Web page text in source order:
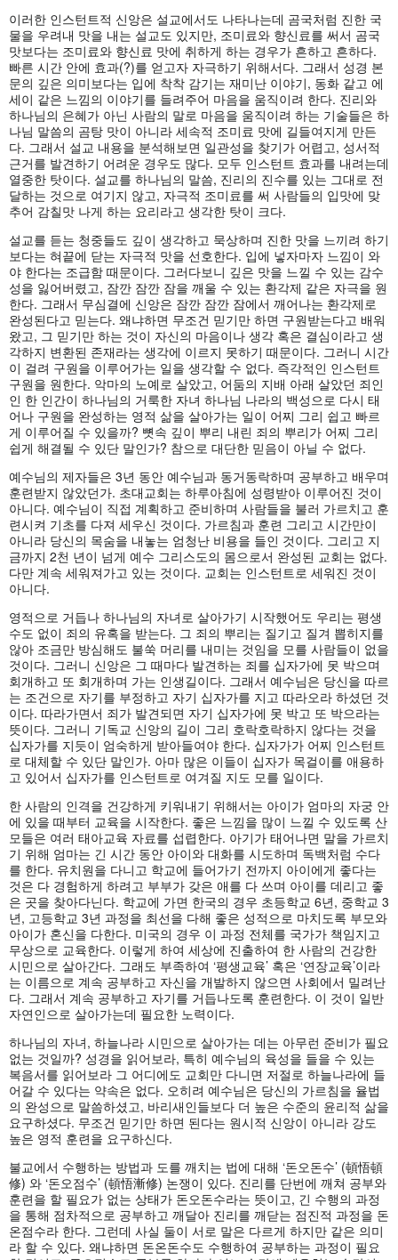
이러한 인스턴트적 신앙은 설교에서도 나타나는데 곰국처럼 진한 국
물을 우려내 맛을 내는 설교도 있지만, 조미료와 향신료를 써서 곰국
맛보다는 조미료와 향신료 맛에 취하게 하는 경우가 흔하고 흔하다.
빠른 시간 안에 효과(?)를 얻고자 자극하기 위해서다. 그래서 성경 본
문의 깊은 의미보다는 입에 착착 감기는 재미난 이야기, 동화 같고 에
세이 같은 느낌의 이야기를 들려주어 마음을 움직이려 한다. 진리와
하나님의 은혜가 아닌 사람의 말로 마음을 움직이려 하는 기술들은 하
나님 말씀의 곰탕 맛이 아니라 세속적 조미료 맛에 길들여지게 만든
다. 그래서 설교 내용을 분석해보면 일관성을 찾기가 어렵고, 성서적
근거를 발견하기 어려운 경우도 많다. 모두 인스턴트 효과를 내려는데
열중한 탓이다. 설교를 하나님의 말씀, 진리의 진수를 있는 그대로 전
달하는 것으로 여기지 않고, 자극적 조미료를 써 사람들의 입맛에 맞
추어 감칠맛 나게 하는 요리라고 생각한 탓이 크다.
설교를 듣는 청중들도 깊이 생각하고 묵상하며 진한 맛을 느끼려 하기
보다는 혀끝에 닫는 자극적 맛을 선호한다. 입에 넣자마자 느낌이 와
야 한다는 조급함 때문이다. 그러다보니 깊은 맛을 느낄 수 있는 감수
성을 잃어버렸고, 잠깐 잠깐 잠을 깨울 수 있는 환각제 같은 자극을 원
한다. 그래서 무심결에 신앙은 잠깐 잠깐 잠에서 깨어나는 환각제로
완성된다고 믿는다. 왜냐하면 무조건 믿기만 하면 구원받는다고 배워
왔고, 그 믿기만 하는 것이 자신의 마음이나 생각 혹은 결심이라고 생
각하지 변환된 존재라는 생각에 이르지 못하기 때문이다. 그러니 시간
이 걸려 구원을 이루어가는 일을 생각할 수 없다. 즉각적인 인스턴트
구원을 원한다. 악마의 노예로 살았고, 어둠의 지배 아래 살았던 죄인
인 한 인간이 하나님의 거룩한 자녀 하나님 나라의 백성으로 다시 태
어나 구원을 완성하는 영적 삶을 살아가는 일이 어찌 그리 쉽고 빠르
게 이루어질 수 있을까? 뼛속 깊이 뿌리 내린 죄의 뿌리가 어찌 그리
쉽게 해결될 수 있단 말인가? 참으로 대단한 믿음이 아닐 수 없다.
예수님의 제자들은 3년 동안 예수님과 동거동락하며 공부하고 배우며
훈련받지 않았던가. 초대교회는 하루아침에 성령받아 이루어진 것이
아니다. 예수님이 직접 계획하고 준비하며 사람들을 불러 가르치고 훈
련시켜 기초를 다져 세우신 것이다. 가르침과 훈련 그리고 시간만이
아니라 당신의 목숨을 내놓는 엄청난 비용을 들인 것이다. 그리고 지
금까지 2천 년이 넘게 예수 그리스도의 몸으로서 완성된 교회는 없다.
다만 계속 세워져가고 있는 것이다. 교회는 인스턴트로 세워진 것이
아니다.
영적으로 거듭나 하나님의 자녀로 살아가기 시작했어도 우리는 평생
수도 없이 죄의 유혹을 받는다. 그 죄의 뿌리는 질기고 질겨 뽑히지를
않아 조금만 방심해도 불쑥 머리를 내미는 것임을 모를 사람들이 없을
것이다. 그러니 신앙은 그 때마다 발견하는 죄를 십자가에 못 박으며
회개하고 또 회개하며 가는 인생길이다. 그래서 예수님은 당신을 따르
는 조건으로 자기를 부정하고 자기 십자가를 지고 따라오라 하셨던 것
이다. 따라가면서 죄가 발견되면 자기 십자가에 못 박고 또 박으라는
뜻이다. 그러니 기독교 신앙의 길이 그리 호락호락하지 않다는 것을
십자가를 지듯이 엄숙하게 받아들여야 한다. 십자가가 어찌 인스턴트
로 대체할 수 있단 말인가. 아마 많은 이들이 십자가 목걸이를 애용하
고 있어서 십자가를 인스턴트로 여겨질 지도 모를 일이다.
한 사람의 인격을 건강하게 키워내기 위해서는 아이가 엄마의 자궁 안
에 있을 때부터 교육을 시작한다. 좋은 느낌을 많이 느낄 수 있도록 산
모들은 여러 태아교육 자료를 섭렵한다. 아기가 태어나면 말을 가르치
기 위해 엄마는 긴 시간 동안 아이와 대화를 시도하며 독백처럼 수다
를 한다. 유치원을 다니고 학교에 들어가기 전까지 아이에게 좋다는
것은 다 경험하게 하려고 부부가 갖은 애를 다 쓰며 아이를 데리고 좋
은 곳을 찾아다닌다. 학교에 가면 한국의 경우 초등학교 6년, 중학교 3
년, 고등학교 3년 과정을 최선을 다해 좋은 성적으로 마치도록 부모와
아이가 혼신을 다한다. 미국의 경우 이 과정 전체를 국가가 책임지고
무상으로 교육한다. 이렇게 하여 세상에 진출하여 한 사람의 건강한
시민으로 살아간다. 그래도 부족하여 ‘평생교육’ 혹은 ‘연장교육’이라
는 이름으로 계속 공부하고 자신을 개발하지 않으면 사회에서 밀려난
다. 그래서 계속 공부하고 자기를 거듭나도록 훈련한다. 이 것이 일반
자연인으로 살아가는데 필요한 노력이다.
하나님의 자녀, 하늘나라 시민으로 살아가는 데는 아무런 준비가 필요
없는 것일까? 성경을 읽어보라, 특히 예수님의 육성을 들을 수 있는
복음서를 읽어보라 그 어디에도 교회만 다니면 저절로 하늘나라에 들
어갈 수 있다는 약속은 없다. 오히려 예수님은 당신의 가르침을 율법
의 완성으로 말씀하셨고, 바리새인들보다 더 높은 수준의 윤리적 삶을
요구하셨다. 무조건 믿기만 하면 된다는 원시적 신앙이 아니라 강도
높은 영적 훈련을 요구하신다.
불교에서 수행하는 방법과 도를 깨치는 법에 대해 ‘돈오돈수’ (頓悟頓
修) 와 ‘돈오점수’ (頓悟漸修) 논쟁이 있다. 진리를 단번에 깨쳐 공부와
훈련을 할 필요가 없는 상태가 돈오돈수라는 뜻이고, 긴 수행의 과정
을 통해 점차적으로 공부하고 깨달아 진리를 깨닫는 점진적 과정을 돈
온점수라 한다. 그런데 사실 둘이 서로 말은 다르게 하지만 같은 의미
라 할 수 있다. 왜냐하면 돈온돈수도 수행하여 공부하는 과정이 필요